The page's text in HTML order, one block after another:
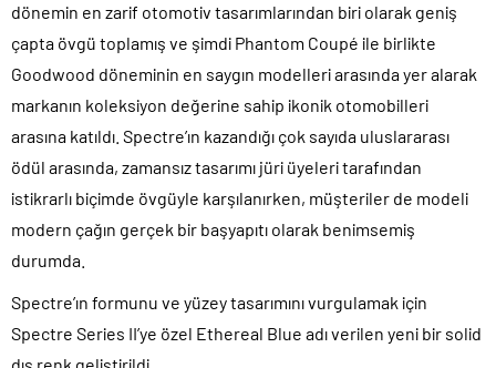
dönemin en zarif otomotiv tasarımlarından biri olarak geniş
çapta övgü toplamış ve şimdi Phantom Coupé ile birlikte
Goodwood döneminin en saygın modelleri arasında yer alarak
markanın koleksiyon değerine sahip ikonik otomobilleri
arasına katıldı. Spectre’ın kazandığı çok sayıda uluslararası
ödül arasında, zamansız tasarımı jüri üyeleri tarafından
istikrarlı biçimde övgüyle karşılanırken, müşteriler de modeli
modern çağın gerçek bir başyapıtı olarak benimsemiş
durumda.
Spectre’ın formunu ve yüzey tasarımını vurgulamak için
Spectre Series II’ye özel Ethereal Blue adı verilen yeni bir solid